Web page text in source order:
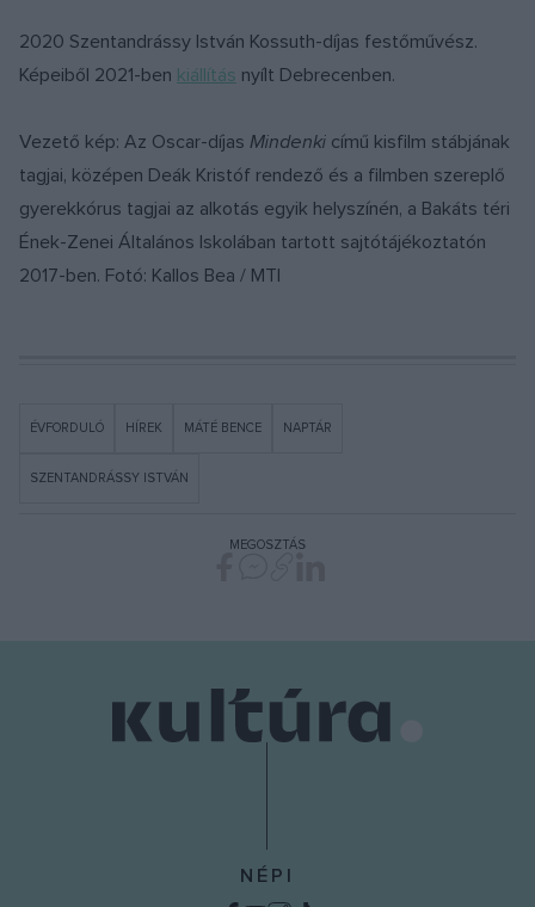
2020 Szentandrássy István Kossuth-díjas festőművész.
Képeiből 2021-ben kiállítás nyílt Debrecenben.
Vezető kép: Az Oscar-díjas Mindenki című kisfilm stábjának
tagjai, középen Deák Kristóf rendező és a filmben szereplő
gyerekkórus tagjai az alkotás egyik helyszínén, a Bakáts téri
Ének-Zenei Általános Iskolában tartott sajtótájékoztatón
2017-ben. Fotó: Kallos Bea / MTI
ÉVFORDULÓ HÍREK MÁTÉ BENCE NAPTÁR
SZENTANDRÁSSY ISTVÁN
MEGOSZTÁS
NÉPI